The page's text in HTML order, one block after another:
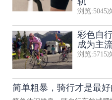
浏览:5045
彩色自
成为主
浏览:5715
简单粗暴，骑行才是最好